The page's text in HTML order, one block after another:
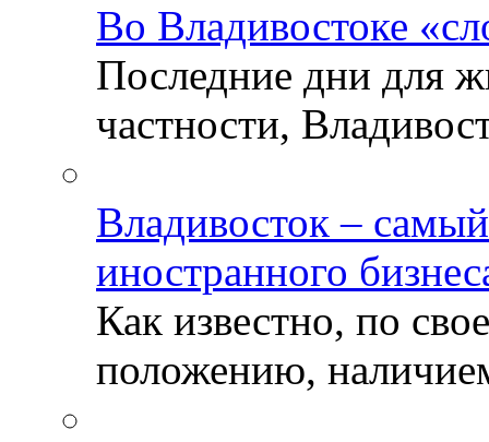
Во Владивостоке
Последние дни для
частности,
Владивосток –
иностранного
Как известно, по
положению,